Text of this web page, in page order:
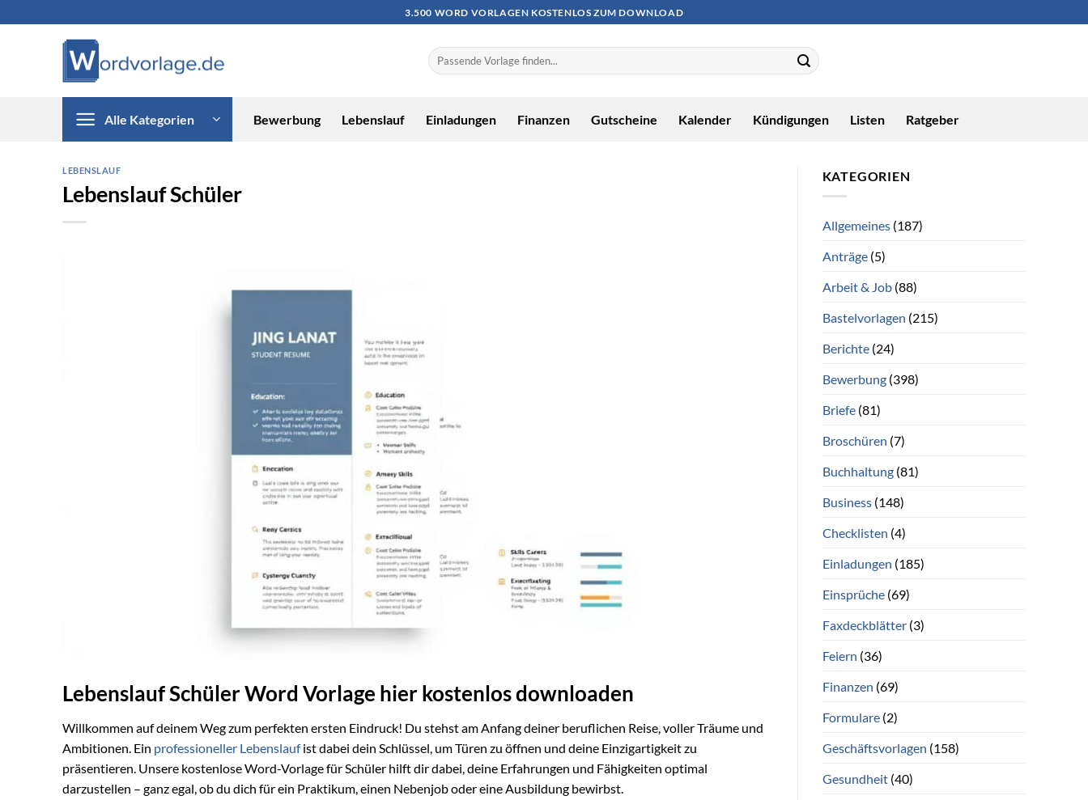
3.500 WORD VORLAGEN KOSTENLOS ZUM DOWNLOAD
Alle Kategorien Bewerbung Lebenslauf Einladungen Finanzen Gutscheine Kalender Kündigungen Listen Ratgeber
LEBENSLAUF
Lebenslauf Schüler
Lebenslauf Schüler Word Vorlage hier kostenlos downloaden
Willkommen auf deinem Weg zum perfekten ersten Eindruck! Du stehst am Anfang deiner beruflichen Reise, voller Träume und
Ambitionen. Ein professioneller Lebenslaufist dabei dein Schlüssel, um Türen zu öffnen und deine Einzigartigkeit zu
präsentieren. Unsere kostenlose Word-Vorlage für Schüler hilft dir dabei, deine Erfahrungen und Fähigkeiten optimal
darzustellen – ganz egal, ob du dich für ein Praktikum, einen Nebenjob oder eine Ausbildung bewirbst.
KATEGORIEN
Allgemeines(187)
Anträge(5)
Arbeit & Job(88)
Bastelvorlagen (215)
Berichte(24)
Bewerbung(398)
Briefe(81)
Broschüren (7)
Buchhaltung(81)
Business(148)
Checklisten (4)
Einladungen (185)
Einsprüche(69)
Faxdeckblätter(3)
Feiern (36)
Finanzen (69)
Formulare(2)
Geschäftsvorlagen (158)
Gesundheit(40)